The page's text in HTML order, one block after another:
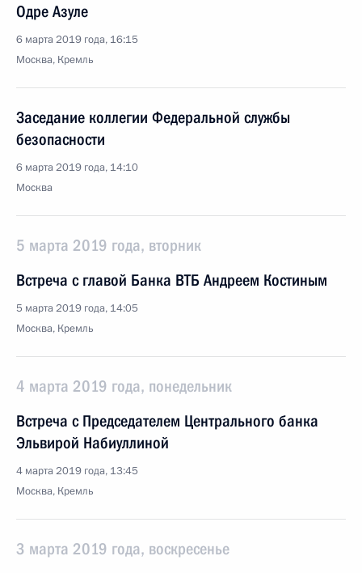
Одре Азуле
6 марта 2019 года, 16:15
Москва, Кремль
Заседание коллегии Федеральной службы
безопасности
6 марта 2019 года, 14:10
Москва
5 марта 2019 года, вторник
Встреча с главой Банка ВТБ Андреем Костиным
5 марта 2019 года, 14:05
Москва, Кремль
4 марта 2019 года, понедельник
Встреча с Председателем Центрального банка
Эльвирой Набиуллиной
4 марта 2019 года, 13:45
Москва, Кремль
3 марта 2019 года, воскресенье